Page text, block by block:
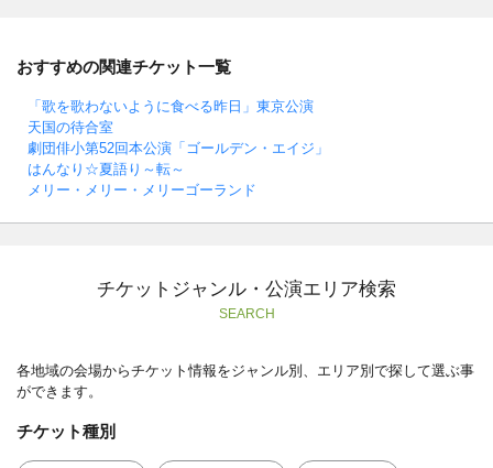
おすすめの関連チケット一覧
「歌を歌わないように食べる昨日」東京公演
天国の待合室
劇団俳小第52回本公演「ゴールデン・エイジ」
はんなり☆夏語り～転～
メリー・メリー・メリーゴーランド
チケットジャンル・公演エリア検索
SEARCH
各地域の会場からチケット情報をジャンル別、エリア別で探して選ぶ事
ができます。
チケット種別